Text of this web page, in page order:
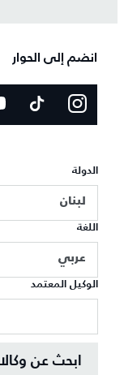
انضم إلى الحوار
الدولة
لبنان
اللغة
عربي
الوكيل المعتمد
ابحث عن